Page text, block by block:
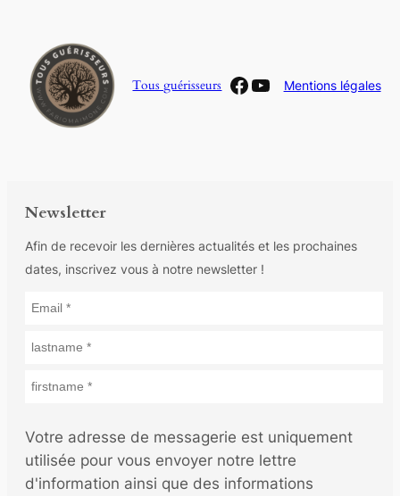
Tous guérisseurs Facebook
YouTube
Mentions légales
Newsletter
Afin de recevoir les dernières actualités et les prochaines
dates, inscrivez vous à notre newsletter !
Votre adresse de messagerie est uniquement
utilisée pour vous envoyer notre lettre
d'information ainsi que des informations